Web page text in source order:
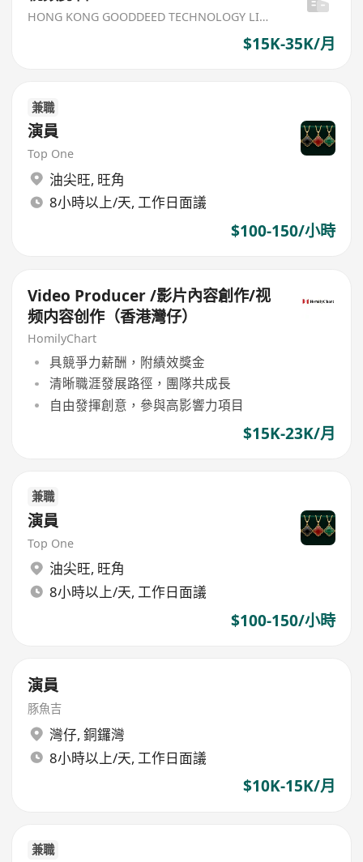
HONG KONG GOODDEED TECHNOLOGY LIMITED
$15K-35K/月
兼職
演員
Top One
油尖旺, 旺角
8小時以上/天, 工作日面議
$100-150/小時
Video Producer /影片內容創作/视
频内容创作（香港灣仔）
HomilyChart
具競爭力薪酬，附績效獎金
清晰職涯發展路徑，團隊共成長
自由發揮創意，參與高影響力項目
$15K-23K/月
兼職
演員
Top One
油尖旺, 旺角
8小時以上/天, 工作日面議
$100-150/小時
演員
豚魚吉
灣仔, 銅鑼灣
8小時以上/天, 工作日面議
$10K-15K/月
兼職